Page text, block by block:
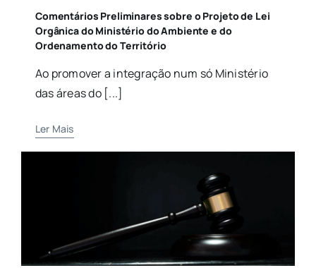
Comentários Preliminares sobre o Projeto de Lei
Orgânica do Ministério do Ambiente e do
Ordenamento do Território
Ao promover a integração num só Ministério
das áreas do [...]
Ler Mais